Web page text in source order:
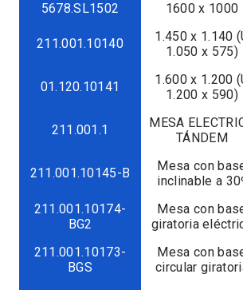
5678.SL1502
1600 x 1000
211.001.10140
1.450 x 1.140
1.050 x 575)
01.120.10141
1.600 x 1.200
1.200 x 590)
211.001.1
MESA
TÁNDEM
211.001.10145-B
Mesa con
inclinable a
211.001.10174-
BG2
Mesa con
giratoria
211.001.10173-
BGS
Mesa con
circular